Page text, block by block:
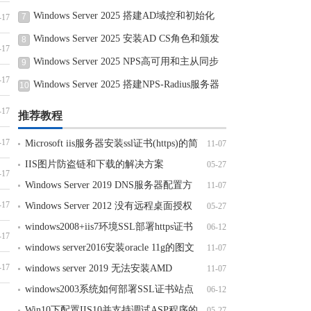
文教程
7 Windows Server 2025 搭建AD域控和初始化
8
Windows Server 2025 安装AD CS角色和颁发
证书
9
Windows Server 2025 NPS高可用和主从同步
的实现
10 Windows Server 2025 搭建NPS-Radius服务器
推荐教程
11-07
Microsoft iis服务器安装ssl证书(https)的简
单方法
05-27
IIS图片防盗链和下载的解决方案
11-07
Windows Server 2019 DNS服务器配置方
法(入门篇)
05-27
Windows Server 2012 没有远程桌面授权
服务器可以提供许可证，远程会话被中
06-12
windows2008+iis7环境SSL部署https证书
11-07
windows server2016安装oracle 11g的图文
教程
11-07
windows server 2019 无法安装AMD
Radeon RX 6600 XT
06-12
windows2003系统如何部署SSL证书站点